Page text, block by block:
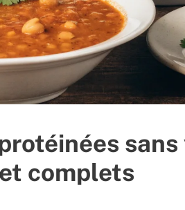
complets